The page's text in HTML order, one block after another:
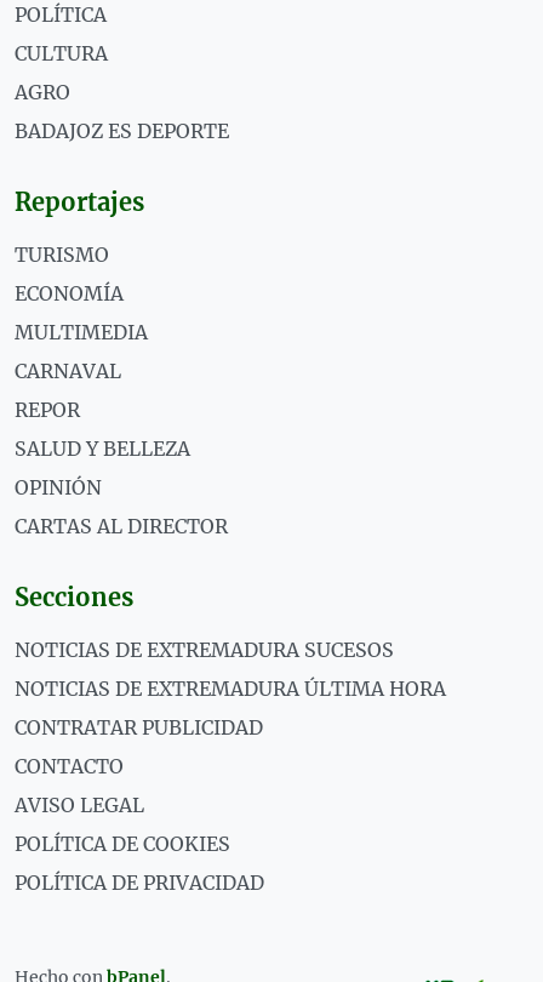
POLÍTICA
CULTURA
AGRO
BADAJOZ ES DEPORTE
Reportajes
TURISMO
ECONOMÍA
MULTIMEDIA
CARNAVAL
REPOR
SALUD Y BELLEZA
OPINIÓN
CARTAS AL DIRECTOR
Secciones
NOTICIAS DE EXTREMADURA SUCESOS
NOTICIAS DE EXTREMADURA ÚLTIMA HORA
CONTRATAR PUBLICIDAD
CONTACTO
AVISO LEGAL
POLÍTICA DE COOKIES
POLÍTICA DE PRIVACIDAD
Hecho con bPanel.